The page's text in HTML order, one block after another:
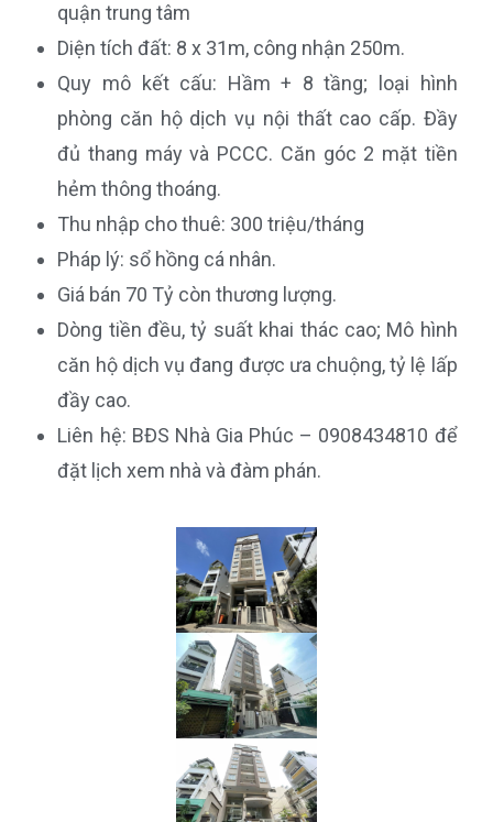
quận trung tâm
Diện tích đất: 8 x 31m, công nhận 250m.
Quy mô kết cấu: Hầm + 8 tầng; loại hình
phòng căn hộ dịch vụ nội thất cao cấp. Đầy
đủ thang máy và PCCC. Căn góc 2 mặt tiền
hẻm thông thoáng.
Thu nhập cho thuê: 300 triệu/tháng
Pháp lý: sổ hồng cá nhân.
Giá bán 70 Tỷ còn thương lượng.
Dòng tiền đều, tỷ suất khai thác cao; Mô hình
căn hộ dịch vụ đang được ưa chuộng, tỷ lệ lấp
đầy cao.
Liên hệ: BĐS Nhà Gia Phúc – 0908434810 để
đặt lịch xem nhà và đàm phán.